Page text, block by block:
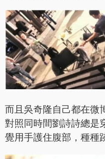
而且吳奇隆自己都在微
對照同時間劉詩詩總是
覺用手護住腹部，種種